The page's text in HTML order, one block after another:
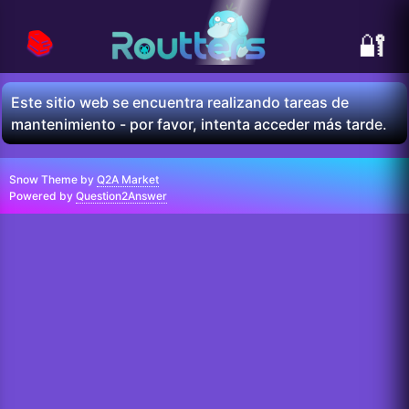
🔐
📚
Este sitio web se encuentra realizando tareas de
mantenimiento - por favor, intenta acceder más tarde.
Snow Theme by Q2A Market
Powered by Question2Answer